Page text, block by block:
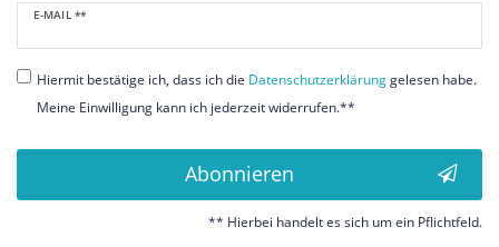
E-MAIL **
Newsletter
Honig
Hiermit bestätige ich, dass ich die Daten­schutz­erklärunggelesen habe.
Meine Einwilligung kann ich jederzeit widerrufen.**
Abonnieren
** Hierbei handelt es sich um ein Pflichtfeld.